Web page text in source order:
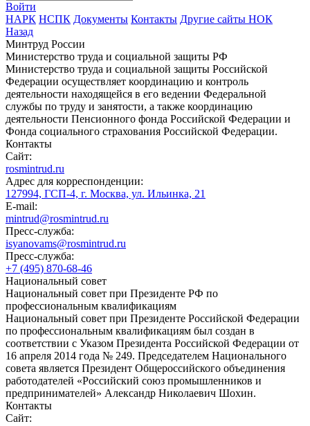
Войти
НАРК НСПК Документы Контакты Другие сайты НОК
Назад
Минтруд России
Министерство труда и социальной защиты РФ
Министерство труда и социальной защиты Российской
Федерации осуществляет координацию и контроль
деятельности находящейся в его ведении Федеральной
службы по труду и занятости, а также координацию
деятельности Пенсионного фонда Российской Федерации и
Фонда социального страхования Российской Федерации.
Контакты
Сайт:
rosmintrud.ru
Адрес для корреспонденции:
127994, ГСП-4, г. Москва, ул. Ильинка, 21
E-mail:
mintrud@rosmintrud.ru
Пресс-служба:
isyanovams@rosmintrud.ru
Пресс-служба:
+7 (495) 870-68-46
Национальный совет
Национальный совет при Президенте РФ по
профессиональным квалификациям
Национальный совет при Президенте Российской Федерации
по профессиональным квалификациям был создан в
соответствии с Указом Президента Российской Федерации от
16 апреля 2014 года № 249. Председателем Национального
совета является Президент Общероссийского объединения
работодателей «Российский союз промышленников и
предпринимателей» Александр Николаевич Шохин.
Контакты
Сайт: